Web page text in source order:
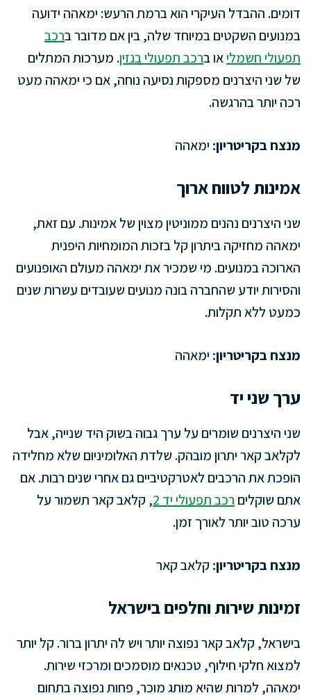
דומים. ההבדל העיקרי הוא ברמת הרעש: ימאהה ידועה
במנועים השקטים במיוחד שלה, בין אם מדובר ברכב
תפעולי חשמליאו ברכב תפעולי בנזין. מערכות המתלים
של שני היצרנים מספקות נסיעה נוחה, אם כי ימאהה מעט
רכה יותר בהרגשה.
מנצח בקריטריון: ימאהה
אמינות לטווח ארוך
שני היצרנים נהנים ממוניטין מצוין של אמינות. עם זאת,
ימאהה מחזיקה ביתרון קל בזכות המומחיות היפנית
הארוכה במנועים. מי שמכיר את ימאהה מעולם האופנועים
והסירות יודע שהחברה בונה מנועים שעובדים עשרות שנים
כמעט ללא תקלות.
מנצח בקריטריון: ימאהה
ערך שני יד
שני היצרנים שומרים על ערך גבוה בשוק היד שנייה, אבל
לקלאב קאר יתרון מובהק. שלדת האלומיניום שלא מחלידה
הופכת את הרכבים לאטרקטיביים גם אחרי שנים רבות. אם
אתם שוקלים רכב תפעולי יד 2
, קלאב קאר תשמור על
ערכה טוב יותר לאורך זמן.
מנצח בקריטריון: קלאב קאר
זמינות שירות וחלפים בישראל
בישראל, קלאב קאר נפוצה יותר ויש לה יתרון ברור. קל יותר
למצוא חלקי חילוף, טכנאים מוסמכים ומרכזי שירות.
ימאהה, למרות שהיא מותג מוכר, פחות נפוצה בתחום